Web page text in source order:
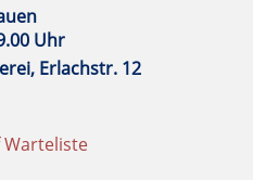
Uhr
Erlachstr. 12